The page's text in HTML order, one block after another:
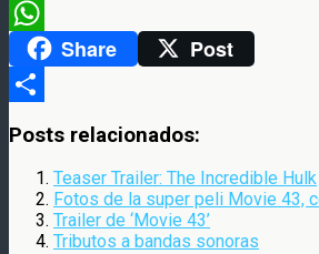
Meneame
WhatsAppShare Post
Posts relacionados:
Teaser Trailer: The Incredible Hulk
Fotos de la super peli Movie 43,
Trailer de ‘Movie 43’
Tributos a bandas sonoras